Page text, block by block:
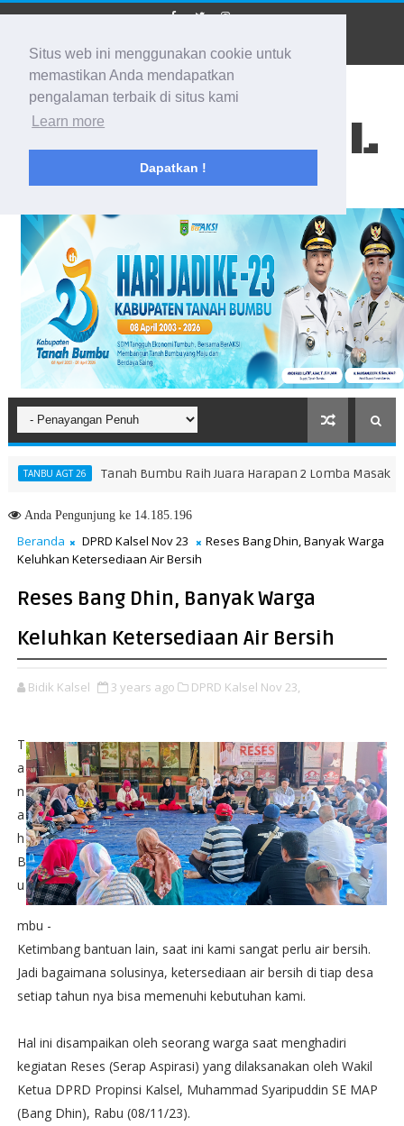
Situs web ini menggunakan cookie untuk
memastikan Anda mendapatkan
pengalaman terbaik di situs kami
Learn more
Dapatkan !
BIDIK KALSEL
Membidik Ke Segala Arah
AGT 26 Tanah Bumbu Raih Juara Harapan 2 Lomba Masak Serba
AndaPengunjung ke 14.185.196
Beranda DPRD Kalsel Nov 23
Reses Bang Dhin, Banyak Warga
Keluhkan Ketersediaan Air Bersih
Reses Bang Dhin, Banyak Warga
Keluhkan Ketersediaan Air Bersih
Bidik Kalsel 3 years ago DPRD Kalsel Nov 23,
T
a
n
a
h
B
u
mbu -
Ketimbang bantuan lain, saat ini kami sangat perlu air bersih.
Jadi bagaimana solusinya, ketersediaan air bersih di tiap desa
setiap tahun nya bisa memenuhi kebutuhan kami.
Hal ini disampaikan oleh seorang warga saat menghadiri
kegiatan Reses (Serap Aspirasi) yang dilaksanakan oleh Wakil
Ketua DPRD Propinsi Kalsel, Muhammad Syaripuddin SE MAP
(Bang Dhin), Rabu (08/11/23).